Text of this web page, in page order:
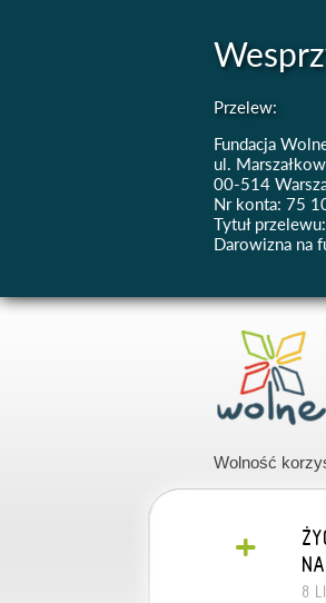
Przelew:
Fundacja
ul.
00-514
Nr konta: 75
Tytuł przelewu:
Darowizna na
Wolność
+
8